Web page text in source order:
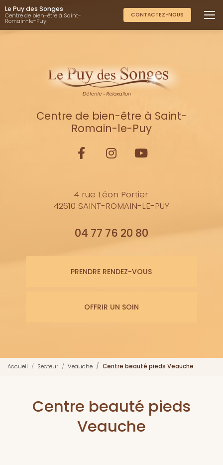
Aller
au
contenu
principal
Le Puy des Songes
Centre de bien-être à Saint-
Romain-le-Puy
CONTACTEZ-NOUS
Centre de bien-être à Saint-
Romain-le-Puy
4 rue Léon Portier
42610 SAINT-ROMAIN-LE-PUY
04 77 76 20 80
PRENDRE RENDEZ-VOUS
OFFRIR UN SOIN
Accueil Secteur Veauche Centre beauté pieds Veauche
Centre beauté pieds
Veauche